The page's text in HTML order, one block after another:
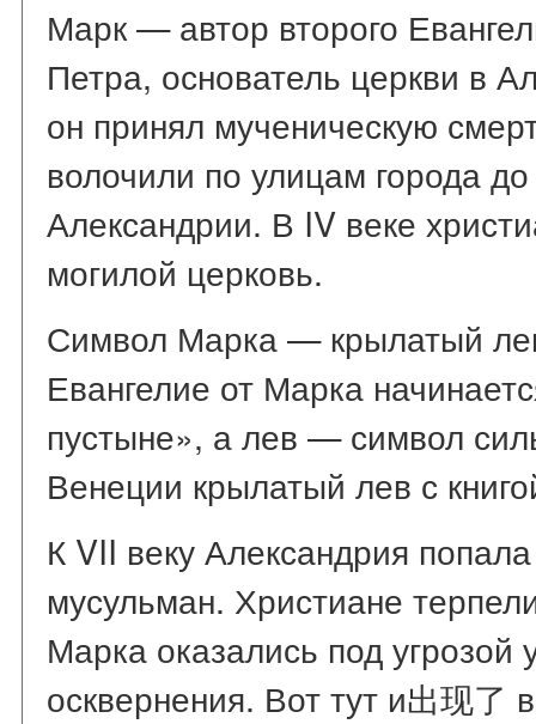
Марк — автор второго
Петра, основатель церкви в
он принял мученическую
волочили по улицам города
Александрии. В IV веке
могилой церковь.
Символ Марка — крылатый
Евангелие от Марка
пустыне», а лев — символ
Венеции крылатый лев с
К VII веку Александрия
мусульман. Христиане
Марка оказались под угрозой
осквернения. Вот тут и出现了